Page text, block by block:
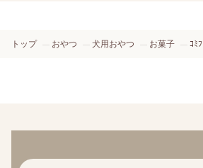
トップ おやつ 犬用おやつ お菓子 ｺﾐ